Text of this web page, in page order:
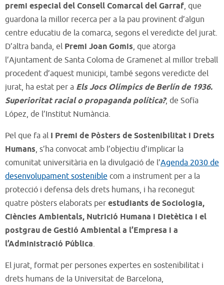
premi especial del Consell Comarcal del Garraf, que
guardona la millor recerca per a la pau provinent d’algun
centre educatiu de la comarca, segons el veredicte del jurat.
D’altra banda, el Premi Joan Gomis, que atorga
l’Ajuntament de Santa Coloma de Gramenet al millor treball
procedent d’aquest municipi, també segons veredicte del
jurat, ha estat per a Els Jocs Olímpics de Berlín de 1936.
Superioritat racial o propaganda política?, de Sofía
López, de l’Institut Numància.
Pel que fa al I Premi de Pòsters de Sostenibilitat i Drets
Humans, s’ha convocat amb l’objectiu d’implicar la
comunitat universitària en la divulgació de l’Agenda 2030 de
desenvolupament sostenible com a instrument per a la
protecció i defensa dels drets humans, i ha reconegut
quatre pòsters elaborats per estudiants de Sociologia,
Ciències Ambientals, Nutrició Humana i Dietètica i el
postgrau de Gestió Ambiental a l’Empresa i a
l’Administració Pública.
El jurat, format per persones expertes en sostenibilitat i
drets humans de la Universitat de Barcelona,